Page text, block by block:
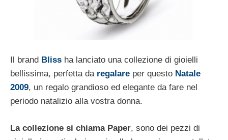
Il brand Bliss ha lanciato una collezione di gioielli
bellissima, perfetta da regalare per questo Natale
2009, un regalo grandioso ed elegante da fare nel
periodo natalizio alla vostra donna.
La collezione si chiama Paper, sono dei pezzi di